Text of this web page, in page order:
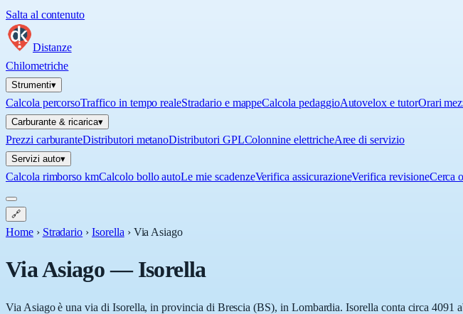
Salta al contenuto
Distanze
Chilometriche
Strumenti▾
Calcola percorsoTraffico in tempo realeStradario e mappeCalcola pedaggioAutovelox e tutorOrari
Carburante & ricarica▾
Prezzi carburanteDistributori metanoDistributori GPLColonnine elettricheAree di servizio
Servizi auto▾
Calcola rimborso kmCalcolo bollo autoLe mie scadenzeVerifica assicurazioneVerifica revisioneCerca
🔗
Home › Stradario › Isorella › Via Asiago
Via Asiago—Isorella
Via Asiago è una via di Isorella, in provincia di Brescia (BS), in Lombardia. Isorella conta circa